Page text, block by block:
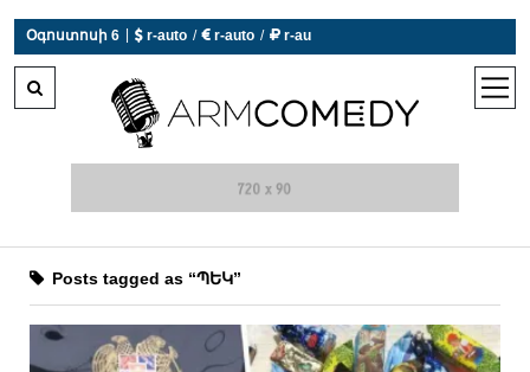
Օգոստոսի 6  r-auto /  r-auto /  r-au
open
Posts tagged as “ՊԵԿ”